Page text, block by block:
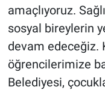
amaçlıyoruz.
sosyal bireylerin
devam edeceğiz.
öğrencilerimize
Belediyesi,